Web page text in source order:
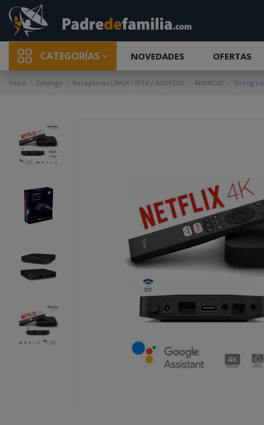
CATEGORÍAS NOVEDADES OFERTAS
Inicio Catálogo Receptores LINUX / IPTV / ANDROID ANDROID Strong